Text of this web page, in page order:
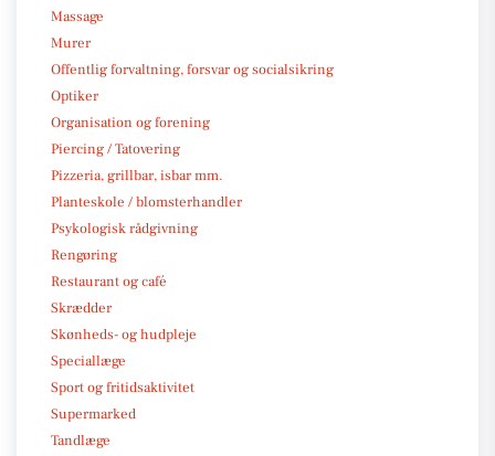
Massage
Murer
Offentlig forvaltning, forsvar og socialsikring
Optiker
Organisation og forening
Piercing / Tatovering
Pizzeria, grillbar, isbar mm.
Planteskole / blomsterhandler
Psykologisk rådgivning
Rengøring
Restaurant og café
Skrædder
Skønheds- og hudpleje
Speciallæge
Sport og fritidsaktivitet
Supermarked
Tandlæge